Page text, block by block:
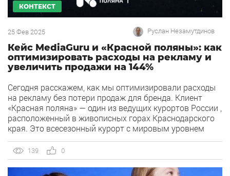
КОНТЕКСТ
25 Фев 2025 Руслан Незамутдинов
Кейс MediaGuru и «Красной поляны»: как
оптимизировать расходы на рекламу и
увеличить продажи на 144%
Сегодня расскажем, как мы оптимизировали расходы
на рекламу без потери продаж для бренда. Клиент
«Красная поляна» — один из ведущих курортов России ,
расположенный в живописных горах Краснодарского
края. Это всесезонный курорт с мировым уровнем
возможностей для активного отдыха, оздоровления и
развлечений. В летний период здесь доступны горные
прогулки, […]
139 0